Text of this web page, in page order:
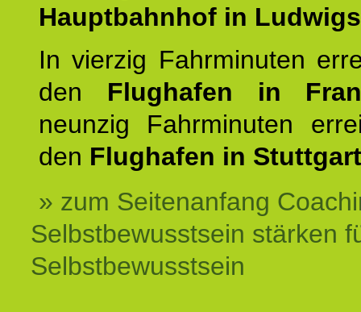
Hauptbahnhof in
In vierzig Fahrminuten
den Flughafen in
neunzig Fahrminuten
den Flughafen in
» zum Seitenanfang
Selbstbewusstsein stärken
Selbstbewusstsein